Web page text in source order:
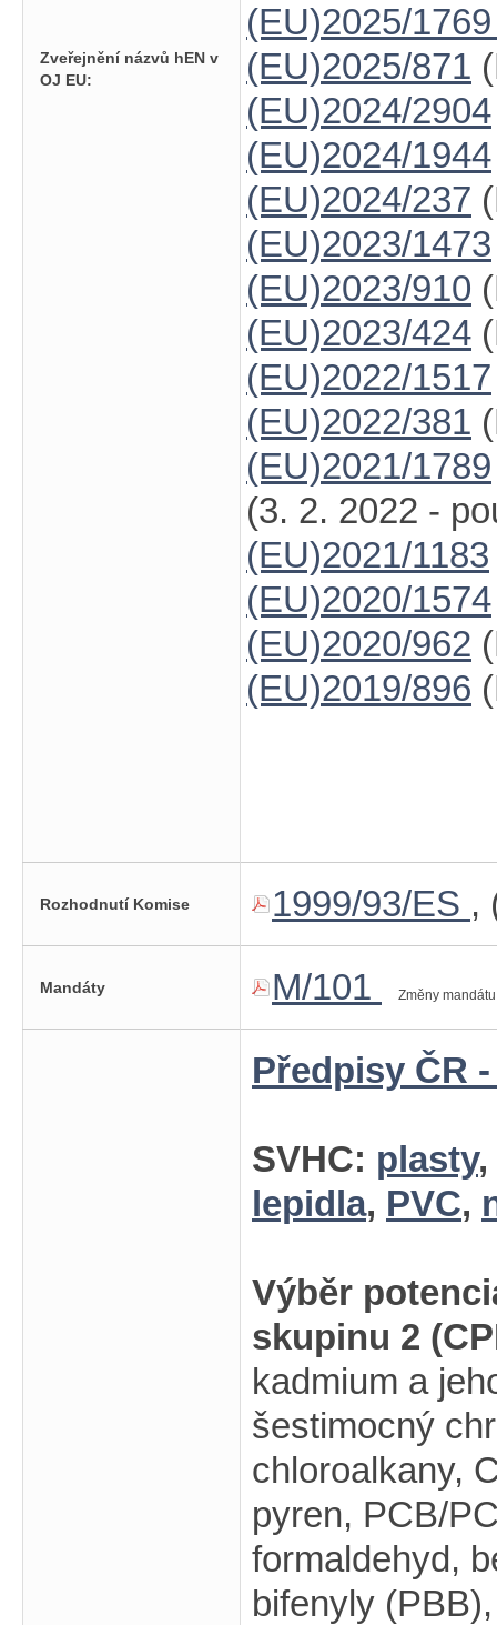
Zveřejnění názvů hEN v
OJ EU:
(EU)2025/
(EU)2025/871
(EU)2024/2904
(EU)2024/1944
(EU)2024/237
(EU)2023/1473
(EU)2023/910
(EU)2023/424
(EU)2022/1517
(EU)2022/381
(EU)2021/1789
(3. 2. 2022 -
(EU)2021/1183
(EU)2020/1574
(EU)2020/962
(EU)2019/896
Rozhodnutí Komise 1999/93/ES ,
Mandáty M/101 Změny
Předpisy ČR
SVHC: plasty,
lepidla, PVC,
Výběr
skupinu 2
kadmium a
šestimocný
chloroalkany,
pyren, PCB/
formaldehyd,
bifenyly